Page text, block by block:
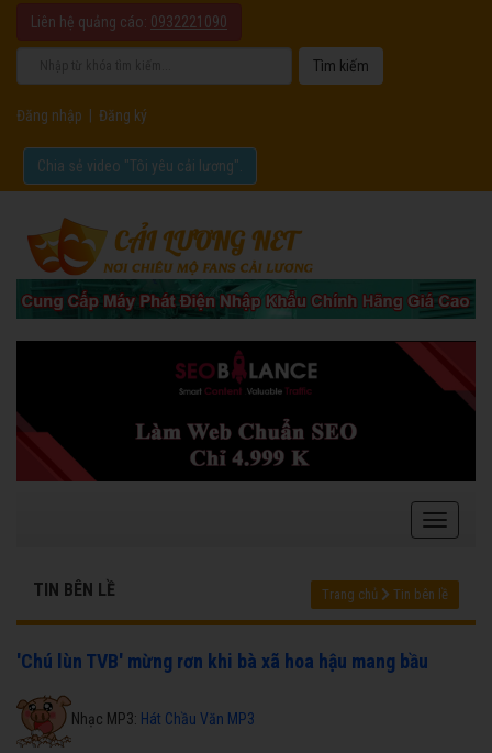
Liên hệ quảng cáo: 0932221090
Đăng nhập Đăng ký
Chia sẻ video "Tôi yêu cải lương".
TIN BÊN LỀ Trang chủ Tin bên lề
'Chú lùn TVB' mừng rơn khi bà xã hoa hậu mang bầu
Nhạc MP3: Hát Chầu Văn MP3